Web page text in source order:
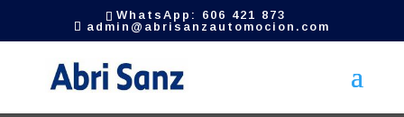
Gestionar el consentimiento de las cookies
WhatsApp: 606 421 873
admin@abrisanzautomocion.com